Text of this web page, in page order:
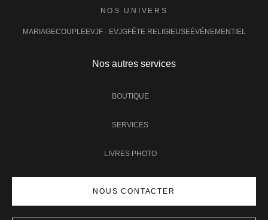
NOS UNIVERS
MARIAGECOUPLEEVJF · EVJGFÊTE RELIGIEUSEÉVÉNEMENTIEL
Nos autres services
BOUTIQUE
SERVICES
LIVRES PHOTO
NOUS CONTACTER